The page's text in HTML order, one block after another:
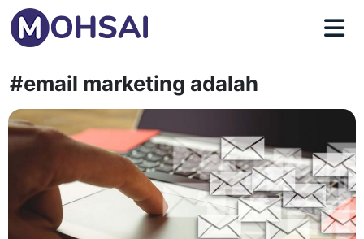
#email marketing adalah